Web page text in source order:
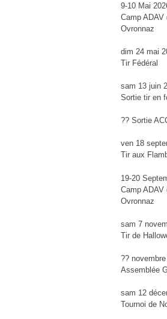
9-10 Mai
Camp ADAV
Ovronnaz
dim 24 mai
Tir Fédéral
sam 13 juin
Sortie tir en
?? Sortie
ven 18
Tir aux
19-20
Camp ADAV
Ovronnaz
sam 7
Tir de
??
Assemblée
sam 12
Tournoi de